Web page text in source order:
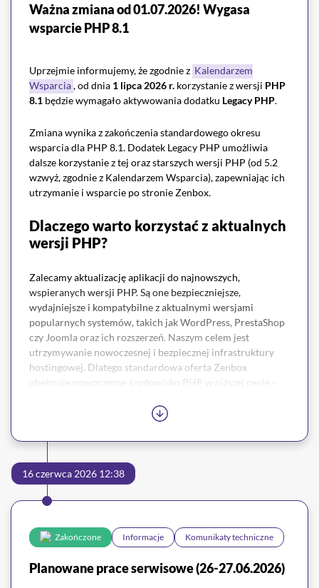
Ważna zmiana od 01.07.2026! Wygasa
wsparcie PHP 8.1
Uprzejmie informujemy, że zgodnie z ⁠ Kalendarzem
Wsparcia, od dnia 1 lipca 2026 r. korzystanie z wersji PHP
8.1 będzie wymagało aktywowania dodatku Legacy PHP.
Zmiana wynika z zakończenia standardowego okresu
wsparcia dla PHP 8.1. Dodatek Legacy PHP umożliwia
dalsze korzystanie z tej oraz starszych wersji PHP (od 5.2
wzwyż, zgodnie z Kalendarzem Wsparcia), zapewniając ich
utrzymanie i wsparcie po stronie Zenbox.
Dlaczego warto korzystać z aktualnych
wersji PHP?
Zalecamy aktualizację aplikacji do najnowszych,
wspieranych wersji PHP. Są one bezpieczniejsze,
wydajniejsze i kompatybilne z aktualnymi wersjami
popularnych systemów, takich jak WordPress, PrestaShop
czy Joomla oraz ich rozszerzeń. Naszym celem jest
utrzymywanie nowoczesnej i bezpiecznej infrastruktury
hostingowej. Dlatego standardowa oferta Zenbox
obejmuje nowoczesne środowisko PHP w niższej cenie –
utrzymywania przestarzałych wersji.
Korzystasz ze starszej wersji PHP?
Jeżeli z przyczyn technicznych nie możesz jeszcze przejść
na nowszą wersję PHP, możesz skorzystać z dodatku
PHP
dostępnej. Jest to rozszerzenie, wiążące się z dodatkową
opłatą zgodną z
cennikiem– odzwierciedlającą koszty
są już oficjalnie wspierane.
16 czerwca 2026 12:38
Zakończone Informacje Komunikaty techniczne
Planowane prace serwisowe (26-27.06.2026)